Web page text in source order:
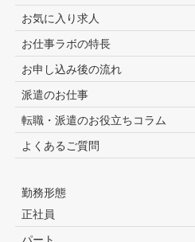
お気に入り求人
お仕事ラボの特長
お申し込み後の流れ
派遣のお仕事
転職・派遣のお役⽴ちコラム
よくあるご質問
勤務形態
正社員